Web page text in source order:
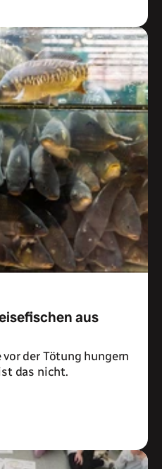
aus
der Tötung hungern
das nicht.